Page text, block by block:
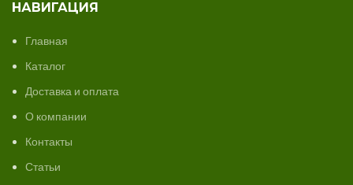
НАВИГАЦИЯ
Главная
Каталог
Доставка и оплата
О компании
Контакты
Статьи